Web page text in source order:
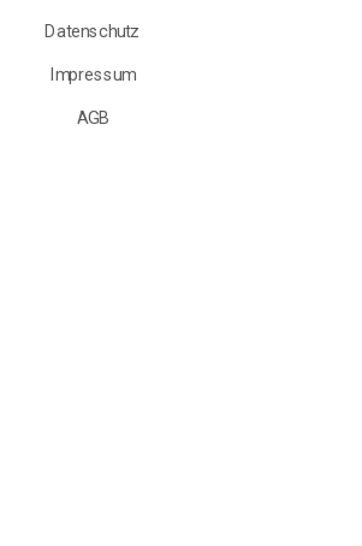
Datenschutz
Impressum
AGB